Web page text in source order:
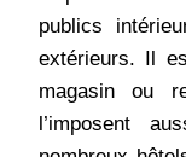
publics
extérieurs. Il
magasin ou
l’imposent